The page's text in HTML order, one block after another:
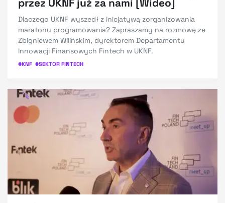
przez UKNF już za nami [Wideo]
Dlaczego UKNF wyszedł z inicjatywą zorganizowania
maratonu programowania? Zapraszamy na rozmowę ze
Zbigniewem Wilińskim, dyrektorem Departamentu
Innowacji Finansowych Fintech w UKNF.
#KNF #SEKTOR FINTECH